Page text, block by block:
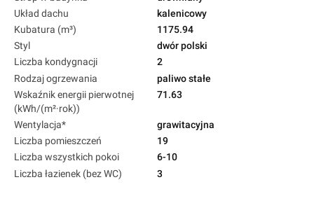
Układ dachu
kalenicowy
Kubatura (m³)
1175.94
Styl
dwór polski
Liczba kondygnacji
2
Rodzaj ogrzewania
paliwo stałe
Wskaźnik energii pierwotnej
(kWh/(m²·rok))
71.63
Wentylacja*
grawitacyjna
Liczba pomieszczeń
19
Liczba wszystkich pokoi
6-10
Liczba łazienek (bez WC)
3